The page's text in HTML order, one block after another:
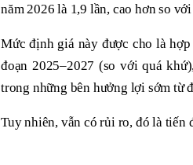
năm 2026 là 1,9 lần, cao hơn so
Mức định giá này được cho là
đoạn 2025–2027 (so với quá
trong những bên hưởng lợi sớm từ
Tuy nhiên, vẫn có rủi ro, đó là tiến